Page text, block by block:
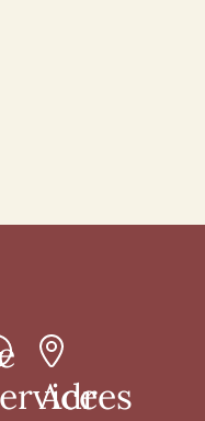
Adres